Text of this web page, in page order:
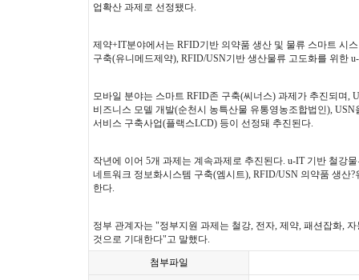
업확산 과제로 선정됐다.
제약+IT분야에서는 RFID기반 의약품 생산 및 물류 스마트 시
구축(유니메드제약), RFID/USN기반 생산물류 고도화를 위한
모바일 분야는 스마트 RFID존 구축(씨너스) 과제가 추진되며,
비즈니스 모델 개발(순천시 농특산물 유통영농조합법인),
서비스 구축사업(플랙스LCD) 등이 선정돼 추진된다.
작년에 이어 5개 과제는 계속과제로 추진된다. u-IT 기반 철강
네트워크 정보화시스템 구축(엠시트), RFID/USN 의약품 생산
한다.
정부 관계자는 "정부지원 과제는 철강, 전자, 제약, 패션잡화,
것으로 기대한다"고 말했다.
첨부파일